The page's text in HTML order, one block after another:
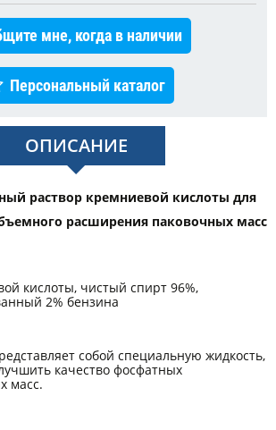
мне, когда в наличии
Персональный каталог
ОПИСАНИЕ
раствор кремниевой кислоты для
расширения паковочных масс
кислоты, чистый спирт 96%,
2% бензина
собой специальную жидкость,
качество фосфатных
масс.